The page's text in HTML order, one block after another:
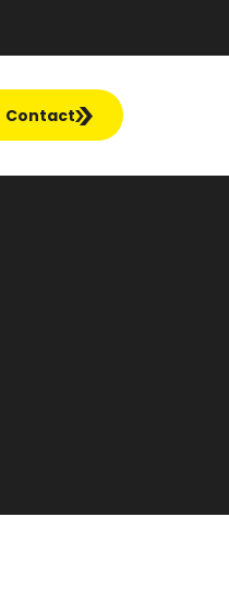
Contact